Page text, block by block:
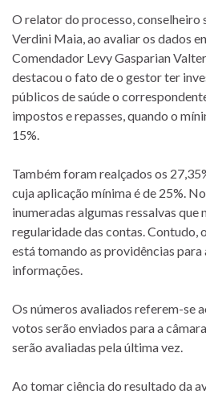
O relator do processo,
Verdini Maia, ao avaliar os dados
Comendador Levy Gasparian
destacou o fato de o gestor ter
públicos de saúde o
impostos e repasses, quando o
15%.
Também foram realçados os
cuja aplicação mínima é de 25%.
inumeradas algumas ressalvas
regularidade das contas. Contudo,
está tomando as providências
informações.
Os números avaliados referem-se
votos serão enviados para a
serão avaliadas pela última vez.
Ao tomar ciência do resultado da